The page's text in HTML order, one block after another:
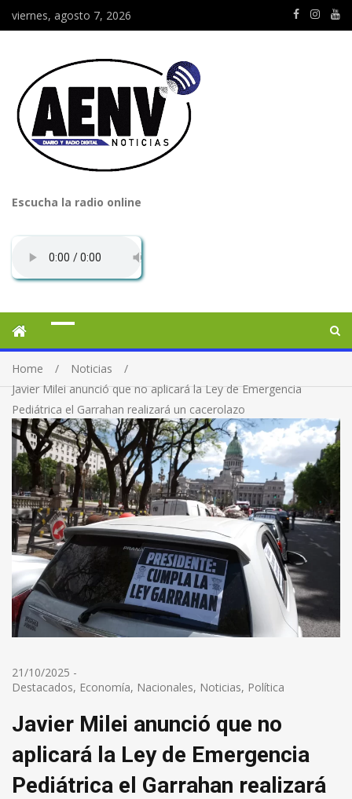
viernes, agosto 7, 2026
Escucha la radio online
Home
Noticias
Javier Milei anunció que no aplicará la Ley de Emergencia
Pediátrica el Garrahan realizará un cacerolazo
21/10/2025 -
Destacados, Economía, Nacionales, Noticias, Política
Javier Milei anunció que no
aplicará la Ley de Emergencia
Pediátrica el Garrahan realizará